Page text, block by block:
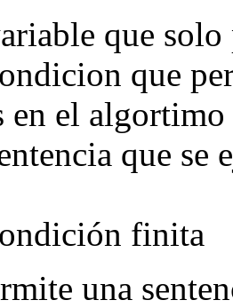
que
que
en el algortimo
que se
finita
una